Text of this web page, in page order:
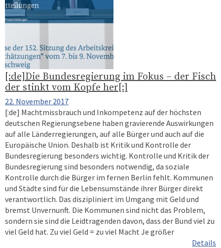
[:de]Die Bundesregierung im Fokus – der Fisch
der stinkt vom Kopfe her[:]
22. November 2017
[:de] Machtmissbrauch und Inkompetenz auf der höchsten
deutschen Regierungsebene haben gravierende Auswirkungen
auf alle Länderregierungen, auf alle Bürger und auch auf die
Europäische Union. Deshalb ist Kritik und Kontrolle der
Bundesregierung besonders wichtig. Kontrolle und Kritik der
Bundesregierung sind besonders notwendig, da soziale
Kontrolle durch die Bürger im fernen Berlin fehlt. Kommunen
und Städte sind für die Lebensumstände ihrer Bürger direkt
verantwortlich. Das diszipliniert im Umgang mit Geld und
bremst Unvernunft. Die Kommunen sind nicht das Problem,
sondern sie sind die Leidtragenden davon, dass der Bund viel zu
viel Geld hat. Zu viel Geld = zu viel Macht Je größer
Details